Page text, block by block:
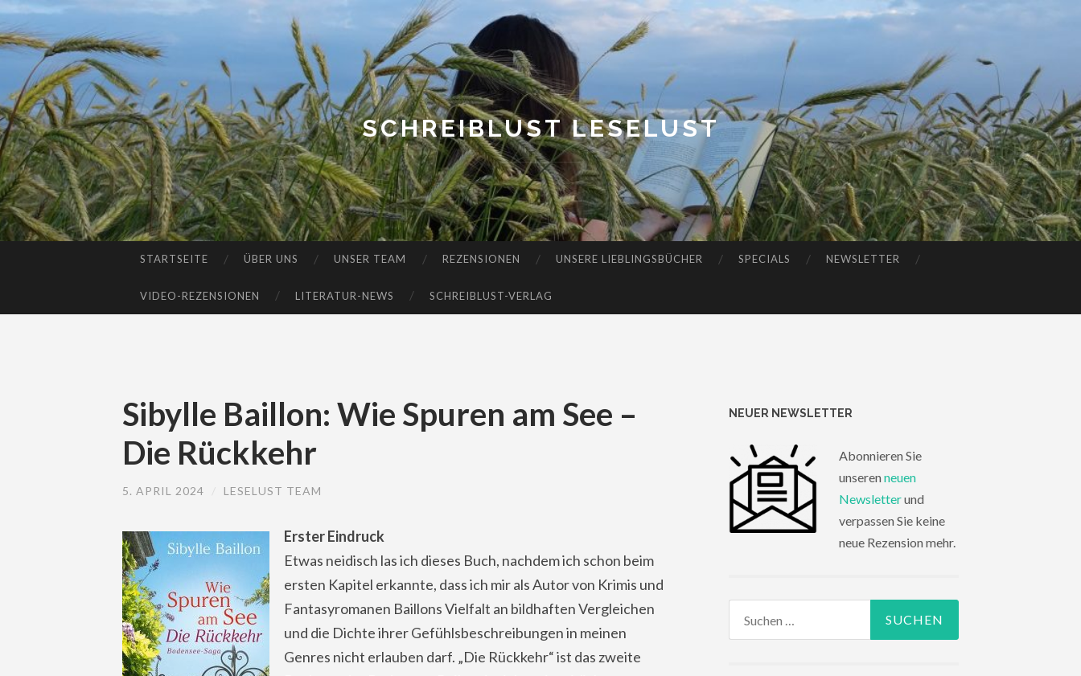
SCHREIBLUST LESELUST
STARTSEITE ÜBER UNS UNSER TEAM REZENSIONEN UNSERE LIEBLINGSBÜCHER SPECIALS NEWSLETTER
VIDEO-REZENSIONEN LITERATUR-NEWS SCHREIBLUST-VERLAG
Sibylle Baillon: Wie Spuren am See –
Die Rückkehr
5. APRIL 2024 LESELUST TEAM
Erster Eindruck
Etwas neidisch las ich dieses Buch, nachdem ich schon beim
ersten Kapitel erkannte, dass ich mir als Autor von Krimis und
Fantasyromanen Baillons Vielfalt an bildhaften Vergleichen
und die Dichte ihrer Gefühlsbeschreibungen in meinen
Genres nicht erlauben darf. „Die Rückkehr“ ist das zweite
NEUER NEWSLETTER
Abonnieren Sie
unserenneuen
Newsletterund
verpassen Sie keine
neue Rezension mehr.